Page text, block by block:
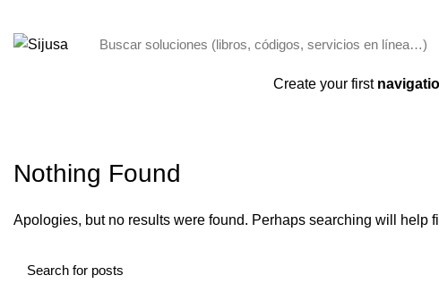
Create your first
Nothing Found
Apologies, but no results were found. Perhaps searching will help